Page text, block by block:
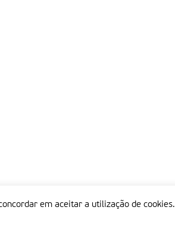
em aceitar a utilização de cookies.